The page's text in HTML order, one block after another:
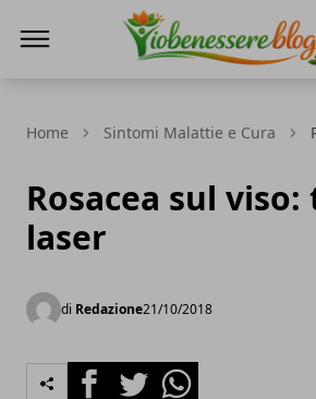
Home Sintomi Malattie e Cura
Rosacea sul
laser
di Redazione21/10/2018
FacebookTwitterWhatsapp